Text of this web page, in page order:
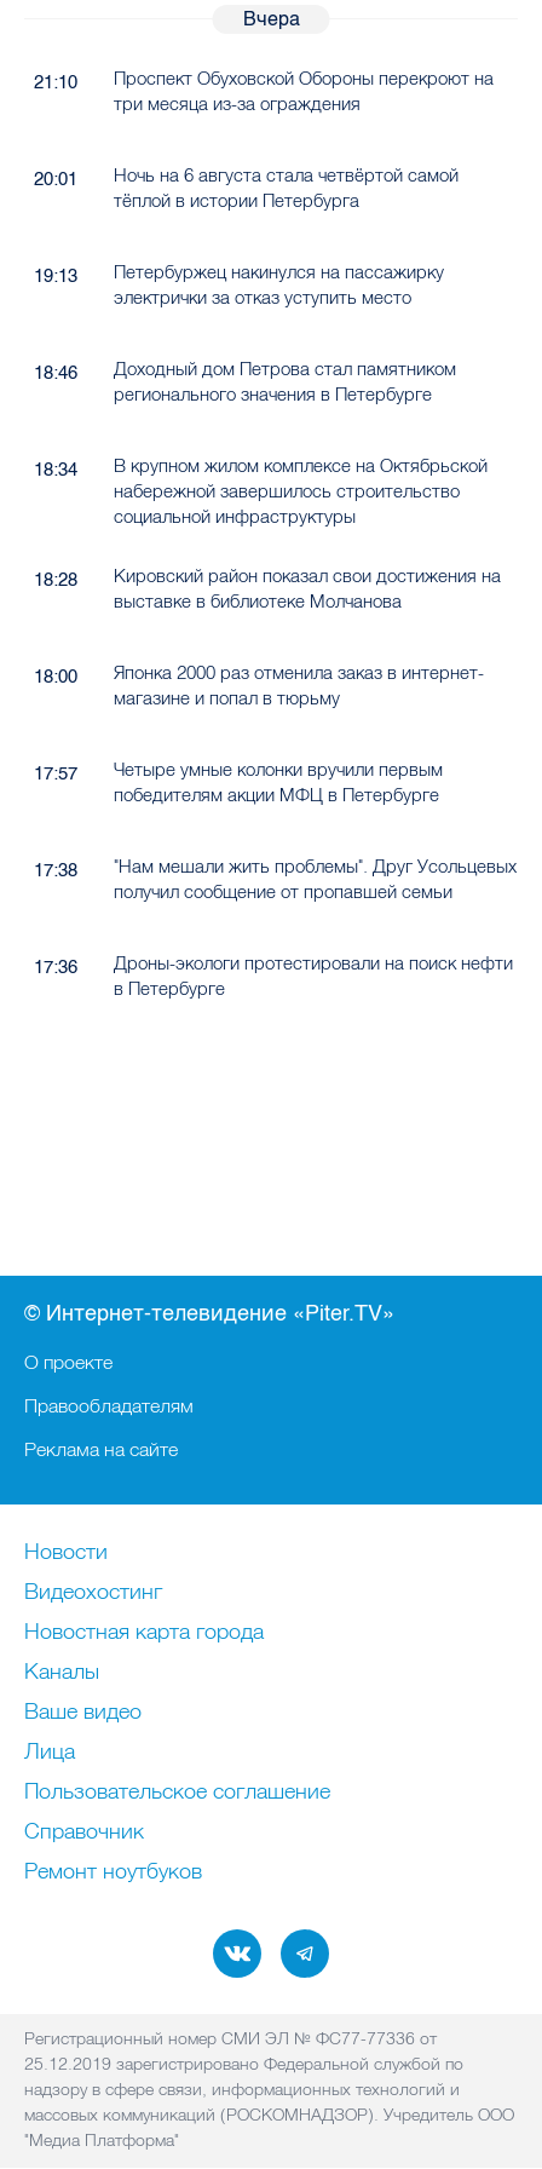
Вчера
21:10
Проспект Обуховской Обороны перекроют на
три месяца из-за ограждения
20:01
Ночь на 6 августа стала четвёртой самой
тёплой в истории Петербурга
19:13
Петербуржец накинулся на пассажирку
электрички за отказ уступить место
18:46
Доходный дом Петрова стал памятником
регионального значения в Петербурге
18:34
В крупном жилом комплексе на Октябрьской
набережной завершилось строительство
социальной инфраструктуры
18:28
Кировский район показал свои достижения на
выставке в библиотеке Молчанова
18:00
Японка 2000 раз отменила заказ в интернет-
магазине и попал в тюрьму
17:57
Четыре умные колонки вручили первым
победителям акции МФЦ в Петербурге
17:38
"Нам мешали жить проблемы". Друг Усольцевых
получил сообщение от пропавшей семьи
17:36
Дроны-экологи протестировали на поиск нефти
в Петербурге
© Интернет-телевидение «Piter.TV»
О проекте
Правообладателям
Реклама на сайте
Новости
Видеохостинг
Новостная карта города
Каналы
Ваше видео
Лица
Пользовательское соглашение
Справочник
Ремонт нoутбуков
Регистрационный номер СМИ ЭЛ № ФС77-77336 от
25.12.2019 зарегистрировано Федеральной службой по
надзору в сфере связи, информационных технологий и
массовых коммуникаций (РОСКОМНАДЗОР). Учредитель ООО
"Медиа Платформа"